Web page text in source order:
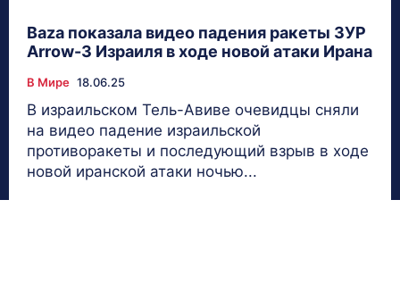
Baza показала видео падения ракеты ЗУР
Arrow-3 Израиля в ходе новой атаки Ирана
В Мире 18.06.25
В израильском Тель-Авиве очевидцы сняли
на видео падение израильской
противоракеты и последующий взрыв в ходе
новой иранской атаки ночью...